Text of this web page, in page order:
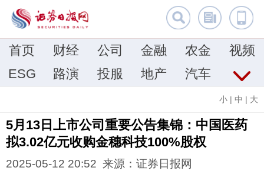
首页 财经 公司 金融 农金
视频
ESG
路演 投服 地产 汽车
小 | 中 | 大
5月13日上市公司重要公告集锦：中国医药
拟3.02亿元收购金穗科技100%股权
2025-05-12 20:52 来源：证券日报网